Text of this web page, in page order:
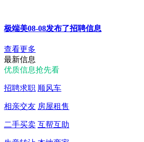
极端美08-08发布了招聘信息
查看更多
最新信息
优质信息抢先看
招聘求职 顺风车
相亲交友 房屋租售
二手买卖 互帮互助